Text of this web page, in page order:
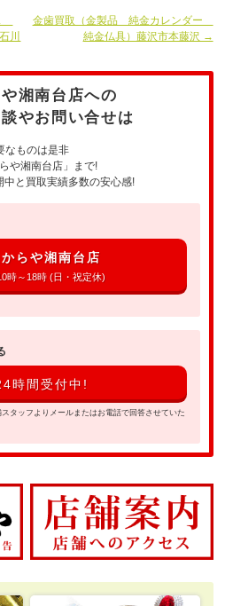
川
金歯買取（金製品 純金カレンダー
純金仏具）藤沢市本藤沢 →
湘南台店への
やお問い合せは
なものは是非
らや湘南台店」まで!
中と買取実績多数の安心感!
らや湘南台店
時～18時 (日・祝定休)
時間受付中!
タッフよりメールまたはお電話で回答させていた